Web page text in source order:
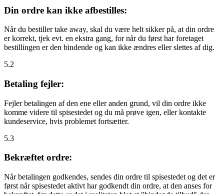
Din ordre kan ikke afbestilles:
Når du bestiller take away, skal du være helt sikker på, at din ordre
er korrekt, tjek evt. en ekstra gang, for når du først har foretaget
bestillingen er den bindende og kan ikke ændres eller slettes af dig.
5.2
Betaling fejler:
Fejler betalingen af den ene eller anden grund, vil din ordre ikke
komme videre til spisestedet og du må prøve igen, eller kontakte
kundeservice, hvis problemet fortsætter.
5.3
Bekræftet ordre:
Når betalingen godkendes, sendes din ordre til spisestedet og det er
først når spisestedet aktivt har godkendt din ordre, at den anses for